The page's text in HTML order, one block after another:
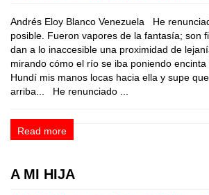
Andrés Eloy Blanco Venezuela He
posible. Fueron vapores de la fantasía; son
dan a lo inaccesible una proximidad de
mirando cómo el río se iba poniendo encinta
Hundí mis manos locas hacia ella y supe
arriba... He renunciado ...
Read more
A MI HIJA